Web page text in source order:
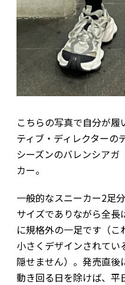
こちらの写真で自分が
ティブ・ディレクターの
シーズンのバレンシアガ
カー。
一般的なスニーカー2足
サイズでありながら全
に規格外の一足です（こ
小さくデザインされてい
隠せません）。発売直
動き回る日を除けば、平